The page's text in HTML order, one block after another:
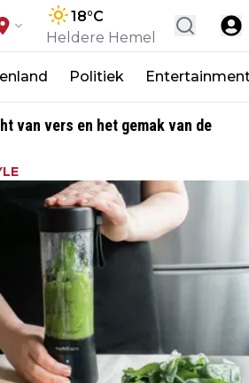
18°C
Heldere Hemel
Politiek
van vers en het gemak van de